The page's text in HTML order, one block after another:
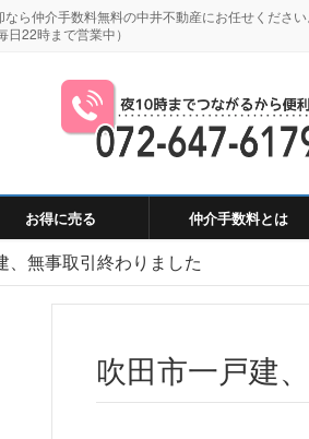
ら仲介手数料無料の中井不動産にお任せくださ
22時まで営業中）
お得に売る 仲介手数料とは
、無事取引終わりました
吹田市一戸建